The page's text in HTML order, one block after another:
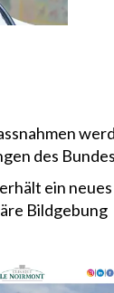
des
ein
Bildgebung